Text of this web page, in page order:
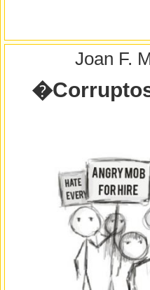
Joan F.